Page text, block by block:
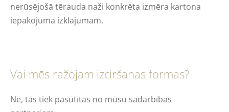
nerūsējošā tērauda naži konkrēta izmēra kartona
iepakojuma izklājumam.
Vai mēs ražojam izciršanas formas?
Nē, tās tiek pasūtītas no mūsu sadarbības